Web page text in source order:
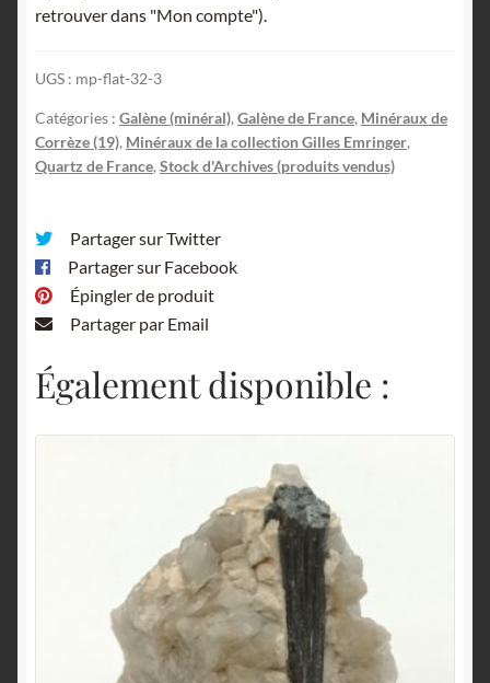
retrouver dans "Mon compte").
UGS : mp-flat-32-3
Catégories : Galène (minéral), Galène de France, Minéraux de
Corrèze (19), Minéraux de la collection Gilles Emringer,
Quartz de France, Stock d'Archives (produits vendus)
Partager sur Twitter
Partager sur Facebook
Épingler de produit
Partager par Email
Également disponible :